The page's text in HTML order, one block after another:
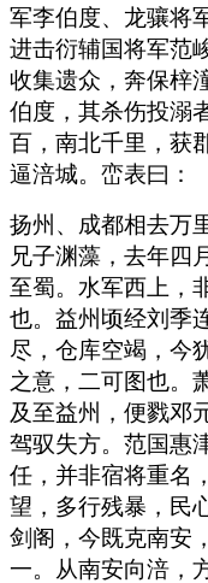
军李伯度、龙骧将
进击衍辅国将军范
收集遗众，奔保梓
伯度，其杀伤投溺
百，南北千里，获
逼涪城。峦表曰：
扬州、成都相去万
兄子渊藻，去年四
至蜀。水军西上，
也。益州顷经刘季
尽，仓库空竭，今
之意，二可图也。
及至益州，便戮邓
驾驭失方。范国惠
任，并非宿将重名
望，多行残暴，民
剑阁，今既克南安
一。从南安向涪，